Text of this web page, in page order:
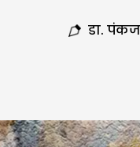
डा.